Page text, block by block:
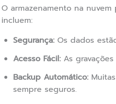
O armazenamento na
incluem:
Segurança: Os dados
Acesso Fácil: As
Backup Automático:
sempre seguros.